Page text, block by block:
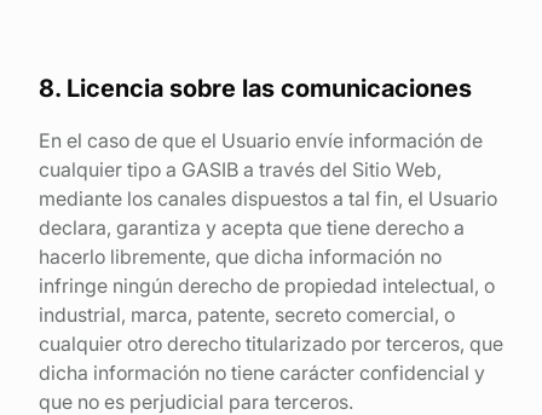
8. Licencia sobre las comunicaciones
En el caso de que el Usuario envíe información de
cualquier tipo a GASIB a través del Sitio Web,
mediante los canales dispuestos a tal fin, el Usuario
declara, garantiza y acepta que tiene derecho a
hacerlo libremente, que dicha información no
infringe ningún derecho de propiedad intelectual, o
industrial, marca, patente, secreto comercial, o
cualquier otro derecho titularizado por terceros, que
dicha información no tiene carácter confidencial y
que no es perjudicial para terceros.